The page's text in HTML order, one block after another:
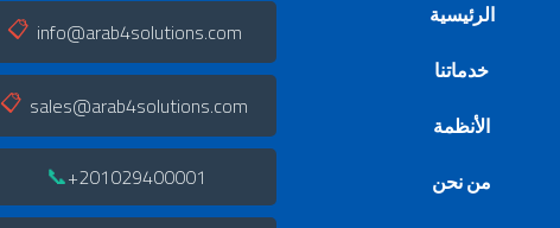
الرئيسية
خدماتنا
الأنظمة
من نحن
info@arab4solutions.com
📋
sales@arab4solutions.com
📋
201029400001+
📞